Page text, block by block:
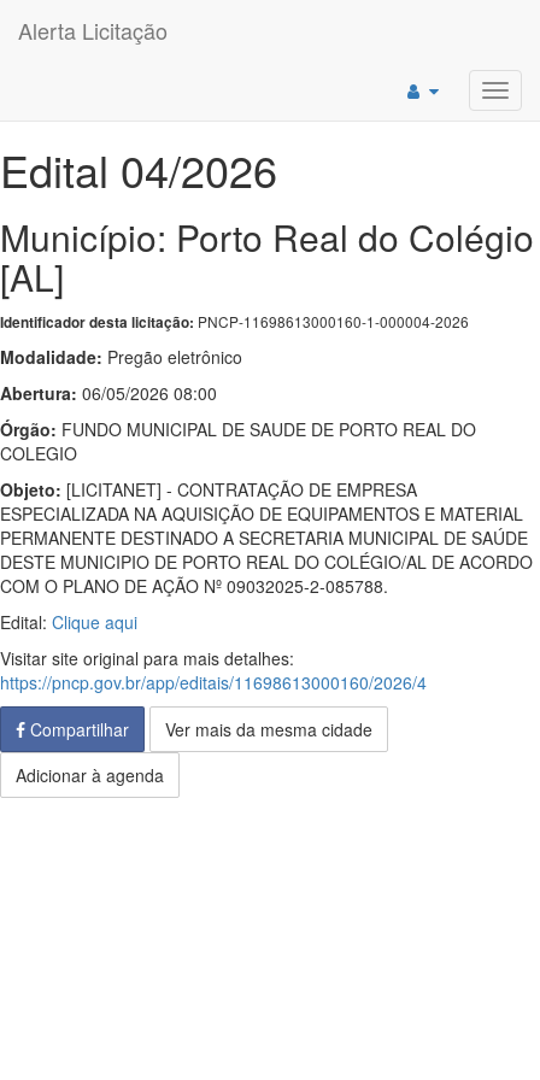
Alerta Licitação
Edital 04/2026
Município: Porto Real do Colégio
[AL]
Identificador desta licitação: PNCP-11698613000160-1-000004-2026
Modalidade: Pregão eletrônico
Abertura: 06/05/2026 08:00
Órgão: FUNDO MUNICIPAL DE SAUDE DE PORTO REAL DO
COLEGIO
Objeto: [LICITANET] - CONTRATAÇÃO DE EMPRESA
ESPECIALIZADA NA AQUISIÇÃO DE EQUIPAMENTOS E MATERIAL
PERMANENTE DESTINADO A SECRETARIA MUNICIPAL DE SAÚDE
DESTE MUNICIPIO DE PORTO REAL DO COLÉGIO/AL DE ACORDO
COM O PLANO DE AÇÃO Nº 09032025-2-085788.
Edital: Clique aqui
Visitar site original para mais detalhes:
https://pncp.gov.br/app/editais/11698613000160/2026/4
Compartilhar
Ver mais da mesma cidade
Adicionar à agenda